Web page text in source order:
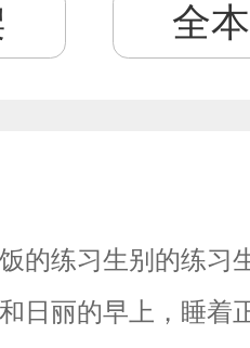
全
的练习生别的练习
日丽的早上，睡着